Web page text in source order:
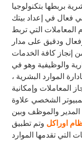
بربطها بتكنولوجيا
فعال في إعداد بيتك
المعاملات التي تربط
ودقيق على مدار
كافة الخدمات
والوظيفية وهو في
الموارد البشرية ،
المعاملات وإمكانية
الشخصي علاوة
والموظف وبين
اوراكل وتم تطبيق
التي تقدمها الموارد